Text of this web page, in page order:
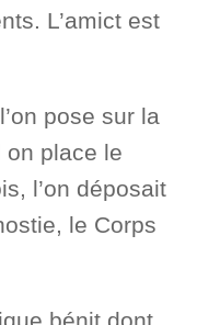
L’amict est
pose sur la
on place le
l’on déposait
le Corps
bénit dont